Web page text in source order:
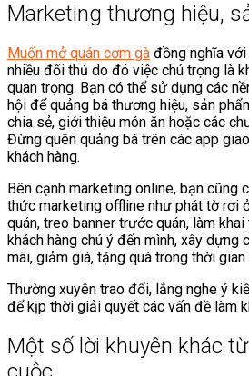
Marketing thương hiệu,
Muốn mở quán cơm gà đồng nghĩa
nhiều đối thủ do đó việc chú trọng là
quan trọng. Bạn có thể sử dụng các
hội để quảng bá thương hiệu, sản
chia sẻ, giới thiệu món ăn hoặc các
Đừng quên quảng bá trên các app
khách hàng.
Bên cạnh marketing online, bạn cũng
thức marketing offline như phát tờ rơi
quán, treo banner trước quán, làm
khách hàng chú ý đến mình, xây dựng
mãi, giảm giá, tặng quà trong thời gian
Thường xuyên trao đổi, lắng nghe ý
để kịp thời giải quyết các vấn đề làm
Một số lời khuyên khác